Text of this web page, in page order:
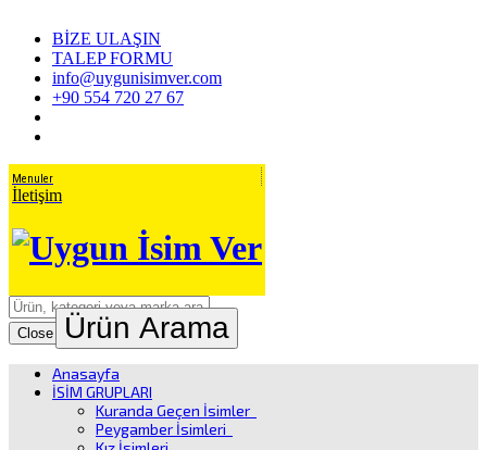
BİZE ULAŞIN
TALEP FORMU
info@uygunisimver.com
+90 554 720 27 67
Menuler
İletişim
Close Ürün Arama
Anasayfa
İSİM GRUPLARI
Kuranda Geçen İsimler
Peygamber İsimleri